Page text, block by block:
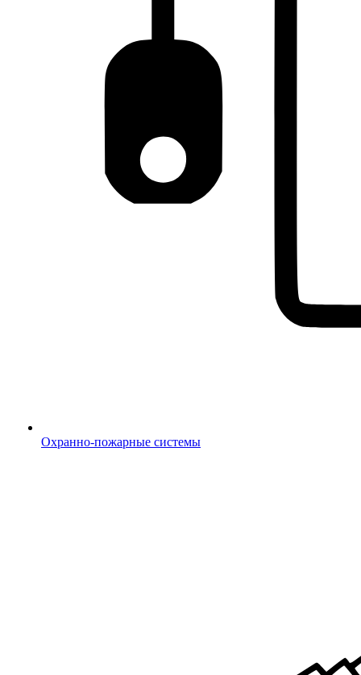
Охранно-пожарные системы